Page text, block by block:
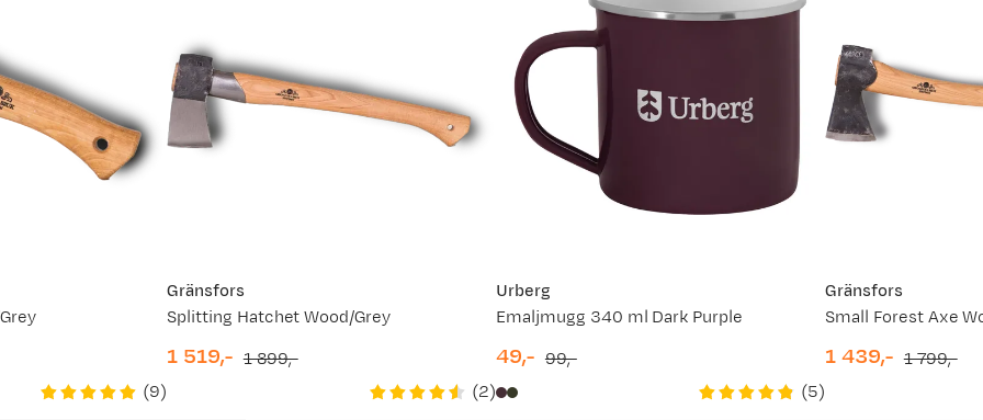
den er kjempeskarp.
(9)
Gränsfors
Splitting Hatchet Wood/Grey
1 519,- 1 899,-
(2)
Urberg
Emaljmugg 340 ml Dark Purple
price
49,-
price
99,-
(5)
Gränsfors
Small Forest Axe
1 439,- 1 799,-